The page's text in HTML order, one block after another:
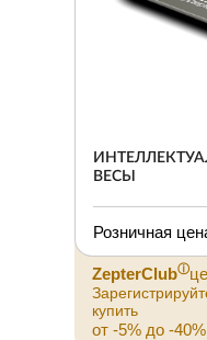
ВЕСЫ
Розничная
ZepterClubⓘ
купить
от -5% до -40%